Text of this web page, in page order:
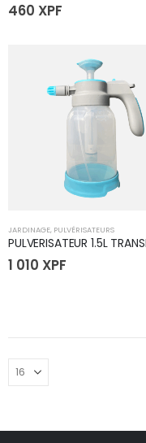
460 XPF
JARDINAGE, PULVÉRISATEURS
1 010 XPF